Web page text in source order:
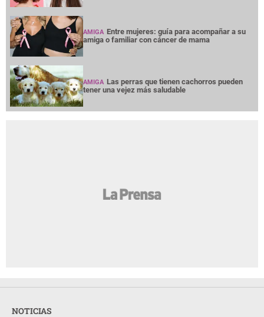
AMIGA Entre mujeres: guía para acompañar a su
amiga o familiar con cáncer de mama
AMIGA Las perras que tienen cachorros pueden
tener una vejez más saludable
NOTICIAS